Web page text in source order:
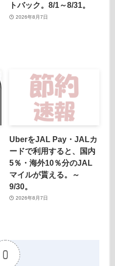
トバック。8/1～8/31。
2026年8月7日
UberをJAL Pay・JALカ
ードで利用すると、国内
5％・海外10％分のJAL
マイルが貰える。～
9/30。
2026年8月7日
0